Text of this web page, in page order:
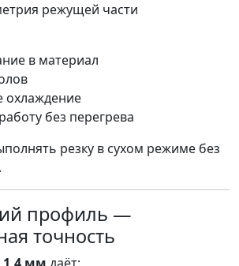
режущей части
в материал
охлаждение
без перегрева
резку в сухом режиме без
профиль —
точность